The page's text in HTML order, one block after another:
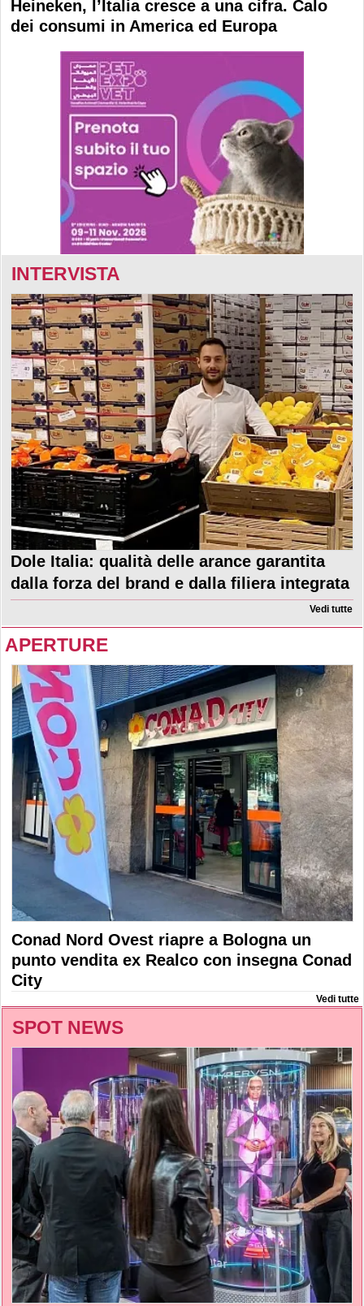
Heineken, l’Italia cresce a una cifra. Calo
dei consumi in America ed Europa
INTERVISTA
Dole Italia: qualità delle arance garantita
dalla forza del brand e dalla filiera integrata
Vedi tutte
APERTURE
Conad Nord Ovest riapre a Bologna un
punto vendita ex Realco con insegna Conad
City
Vedi tutte
SPOT NEWS